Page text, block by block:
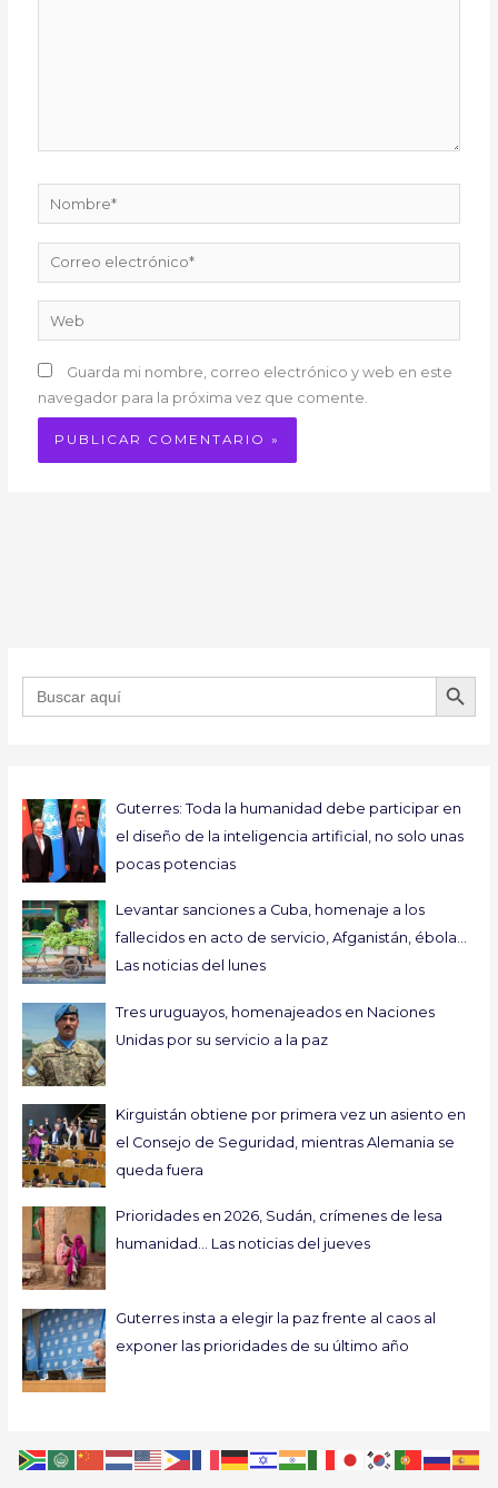
Nombre*
Correo
electrónico*
Web
Guarda mi nombre, correo electrónico y web en este
navegador para la próxima vez que comente.
Buscar: BOTÓN DE
Guterres: Toda la humanidad debe participar en
el diseño de la inteligencia artificial, no solo unas
pocas potencias
Levantar sanciones a Cuba, homenaje a los
fallecidos en acto de servicio, Afganistán, ébola…
Las noticias del lunes
Tres uruguayos, homenajeados en Naciones
Unidas por su servicio a la paz
Kirguistán obtiene por primera vez un asiento en
el Consejo de Seguridad, mientras Alemania se
queda fuera
Prioridades en 2026, Sudán, crímenes de lesa
humanidad… Las noticias del jueves
Guterres insta a elegir la paz frente al caos al
exponer las prioridades de su último año